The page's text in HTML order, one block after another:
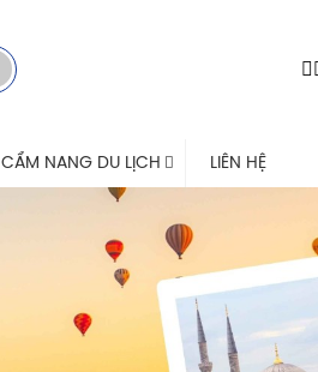
CẨM NANG DU LỊCH LIÊN HỆ